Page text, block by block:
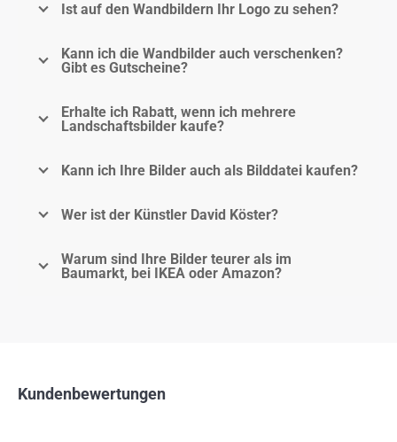
Ist auf den Wandbildern Ihr Logo zu sehen?
Kann ich die Wandbilder auch verschenken?
Gibt es Gutscheine?
Erhalte ich Rabatt, wenn ich mehrere
Landschaftsbilder kaufe?
Kann ich Ihre Bilder auch als Bilddatei kaufen?
Wer ist der Künstler David Köster?
Warum sind Ihre Bilder teurer als im
Baumarkt, bei IKEA oder Amazon?
Kundenbewertungen